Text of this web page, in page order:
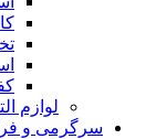
کالسکه و
تخت و
اسباب و
کفش و
لوازم التحریر
و فراغت